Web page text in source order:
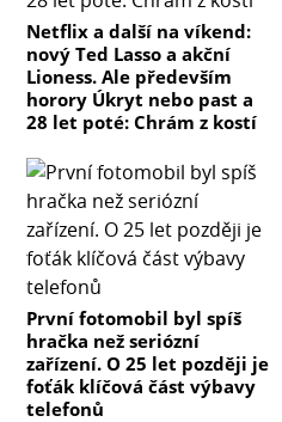
Netflix a další na víkend:
nový Ted Lasso a akční
Lioness. Ale především
horory Úkryt nebo past a
28 let poté: Chrám z kostí
První fotomobil byl spíš
hračka než seriózní
zařízení. O 25 let později je
foťák klíčová část výbavy
telefonů